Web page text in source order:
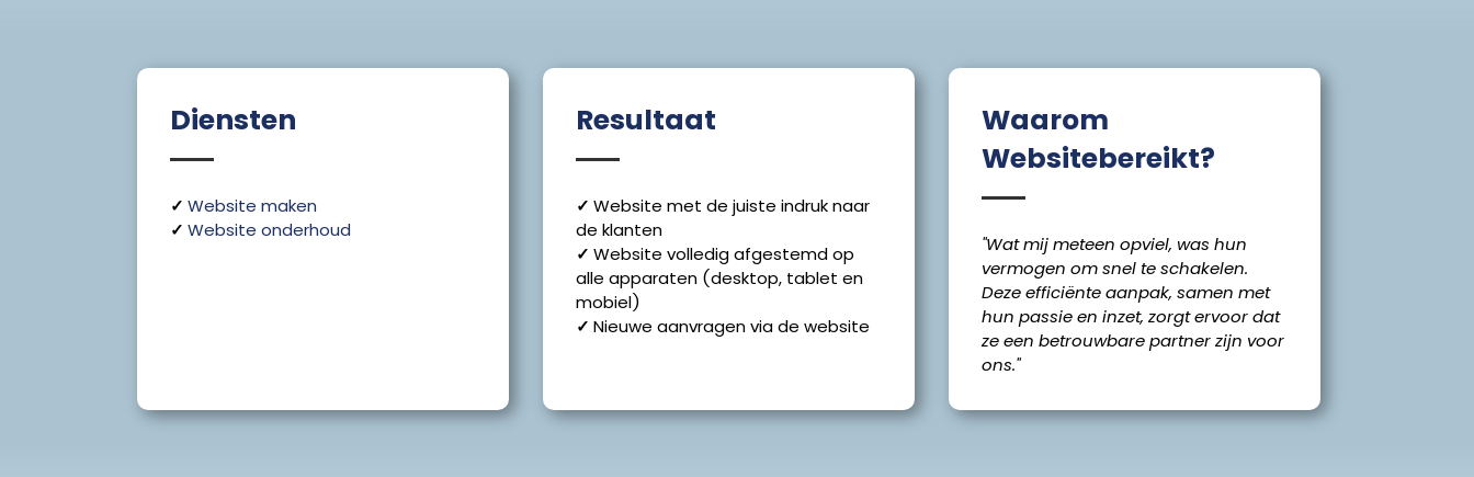
Diensten
✓ Website maken
✓ Website onderhoud
Resultaat
✓ Website met de juiste indruk naar
de klanten
✓ Website volledig afgestemd op
alle apparaten (desktop, tablet en
mobiel)
✓ Nieuwe aanvragen via de website
Waarom
Websitebereikt?
''Wat mij meteen opviel, was hun
vermogen om snel te schakelen.
Deze efficiënte aanpak, samen met
hun passie en inzet, zorgt ervoor dat
ze een betrouwbare partner zijn voor
ons.''